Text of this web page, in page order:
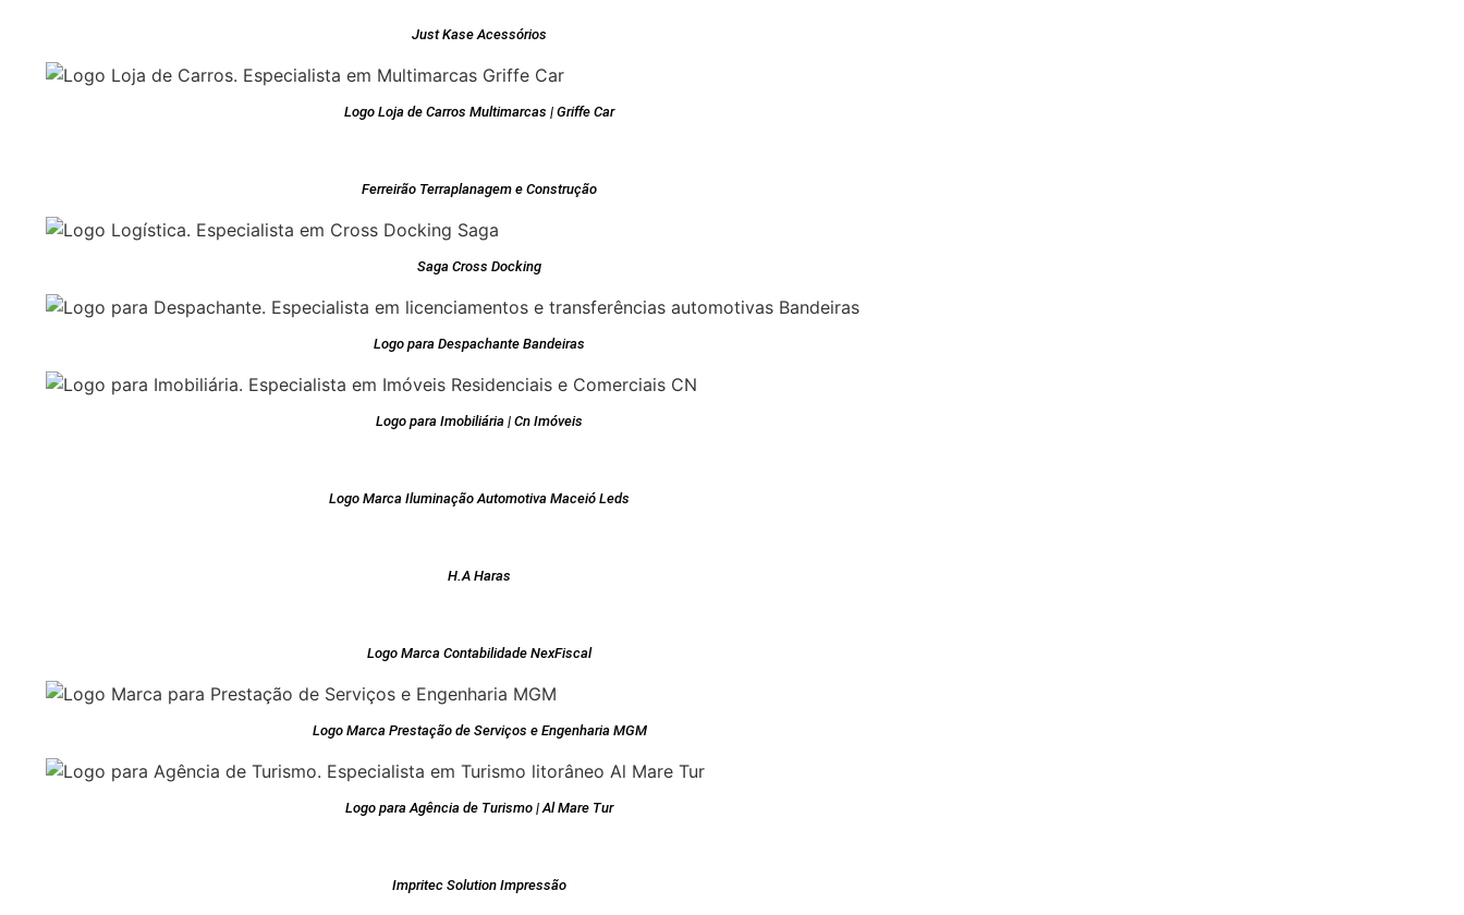
Just Kase Acessórios
Logo Loja de Carros Multimarcas | Griffe Car
Ferreirão Terraplanagem e Construção
Saga Cross Docking
Logo para Despachante Bandeiras
Logo para Imobiliária | Cn Imóveis
Logo Marca Iluminação Automotiva Maceió Leds
H.A Haras
Logo Marca Contabilidade NexFiscal
Logo Marca Prestação de Serviços e Engenharia MGM
Logo para Agência de Turismo | Al Mare Tur
Impritec Solution Impressão